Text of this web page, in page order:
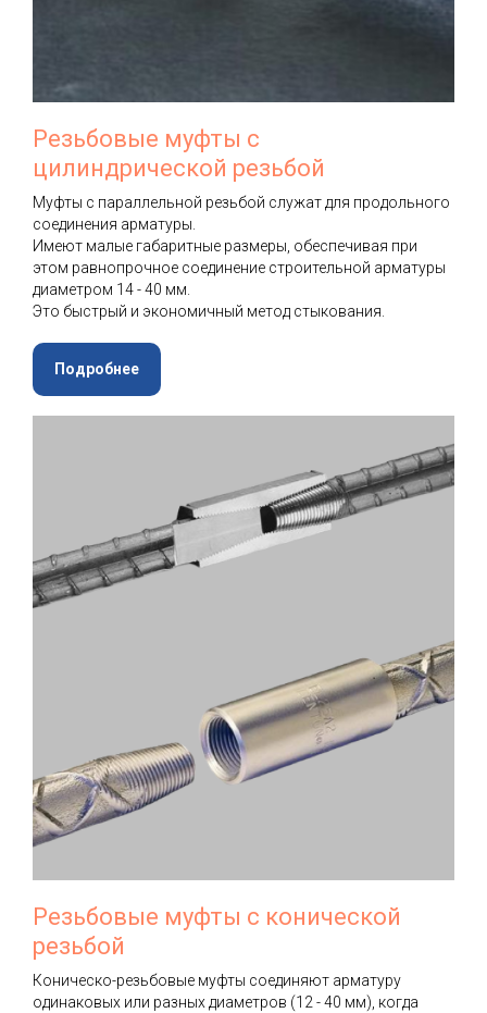
Резьбовые муфты с
цилиндрической резьбой
Муфты с параллельной резьбой служат для продольного
соединения арматуры.
Имеют малые габаритные размеры, обеспечивая при
этом равнопрочное соединение строительной арматуры
диаметром 14 - 40 мм.
Это быстрый и экономичный метод стыкования.
Подробнее
Резьбовые муфты с конической
резьбой
Коническо-резьбовые муфты соединяют арматуру
одинаковых или разных диаметров (12 - 40 мм), когда